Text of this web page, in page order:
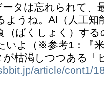
ータは忘れられて、
ようね。AI（人工知
（ばくしょく）す
いよ（※参考1：『
が枯渇しつつある「
article/cont1/